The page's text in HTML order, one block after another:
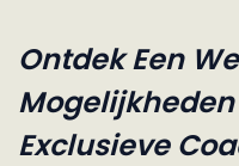
Ontdek Een
Mogelijkheden
Exclusieve